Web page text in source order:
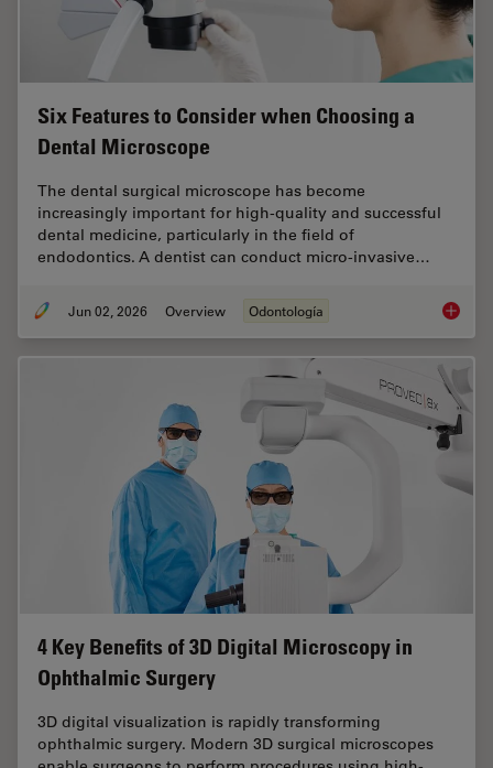
Six Features to Consider when Choosing a
Dental Microscope
The dental surgical microscope has become
increasingly important for high-quality and successful
dental medicine, particularly in the field of
endodontics. A dentist can conduct micro-invasive…
Jun 02, 2026 Overview Odontología Six
4 Key Benefits of 3D Digital Microscopy in
Ophthalmic Surgery
3D digital visualization is rapidly transforming
ophthalmic surgery. Modern 3D surgical microscopes